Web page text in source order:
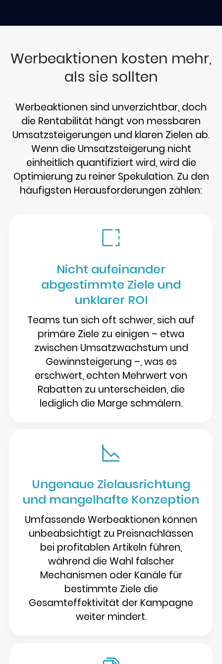
Werbeaktionen kosten mehr,
als sie sollten
Werbeaktionen sind unverzichtbar, doch
die Rentabilität hängt von messbaren
Umsatzsteigerungen und klaren Zielen ab.
Wenn die Umsatzsteigerung nicht
einheitlich quantifiziert wird, wird die
Optimierung zu reiner Spekulation. Zu den
häufigsten Herausforderungen zählen:
Nicht aufeinander
abgestimmte Ziele und
unklarer ROI
Teams tun sich oft schwer, sich auf
primäre Ziele zu einigen – etwa
zwischen Umsatzwachstum und
Gewinnsteigerung –, was es
erschwert, echten Mehrwert von
Rabatten zu unterscheiden, die
lediglich die Marge schmälern.
Ungenaue Zielausrichtung
und mangelhafte Konzeption
Umfassende Werbeaktionen können
unbeabsichtigt zu Preisnachlässen
bei profitablen Artikeln führen,
während die Wahl falscher
Mechanismen oder Kanäle für
bestimmte Ziele die
Gesamteffektivität der Kampagne
weiter mindert.